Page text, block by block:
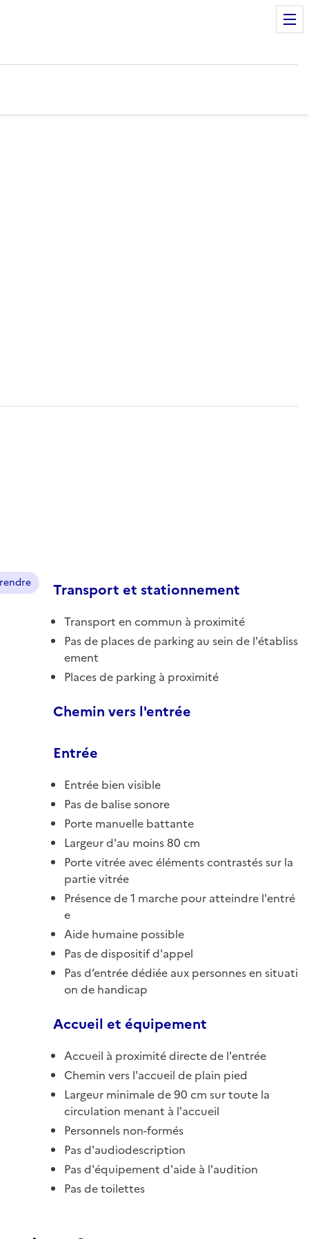
Transport et stationnement
Transport en commun à proximité
Pas de places de parking au sein de l'établiss
ement
Places de parking à proximité
Chemin vers l'entrée
Entrée
Entrée bien visible
Pas de balise sonore
Porte manuelle battante
Largeur d'au moins 80 cm
Porte vitrée avec éléments contrastés sur la
partie vitrée
Présence de 1 marche pour atteindre l'entré
e
Aide humaine possible
Pas de dispositif d'appel
Pas d’entrée dédiée aux personnes en situati
on de handicap
Accueil et équipement
Accueil à proximité directe de l'entrée
Chemin vers l'accueil de plain pied
Largeur minimale de 90 cm sur toute la
circulation menant à l'accueil
Personnels non-formés
Pas d'audiodescription
Pas d'équipement d'aide à l'audition
Pas de toilettes